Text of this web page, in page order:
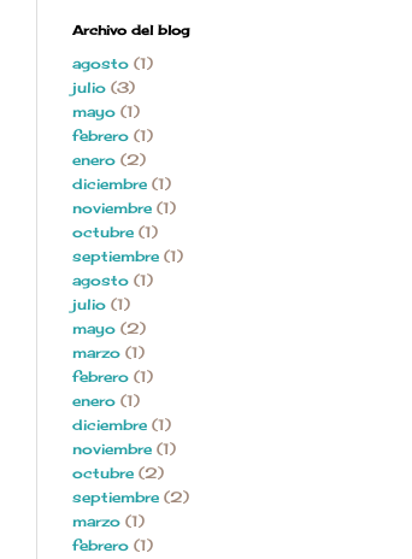
Archivo del blog
agosto (1)
julio (3)
mayo (1)
febrero (1)
enero (2)
diciembre (1)
noviembre (1)
octubre (1)
septiembre (1)
agosto (1)
julio (1)
mayo (2)
marzo (1)
febrero (1)
enero (1)
diciembre (1)
noviembre (1)
octubre (2)
septiembre (2)
marzo (1)
febrero (1)